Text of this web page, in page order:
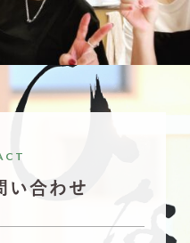
9月 29
い合わせ